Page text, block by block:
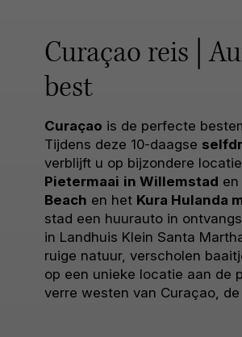
Curaçao reis |
best
Curaçao is de perfecte
Tijdens deze 10-daagse
verblijft u op bijzondere
Pietermaai in Willemstad
Beach en het Kura Hulanda
stad een huurauto in
in Landhuis Klein Santa
ruige natuur, verscholen
op een unieke locatie aan de
verre westen van Curaçao,